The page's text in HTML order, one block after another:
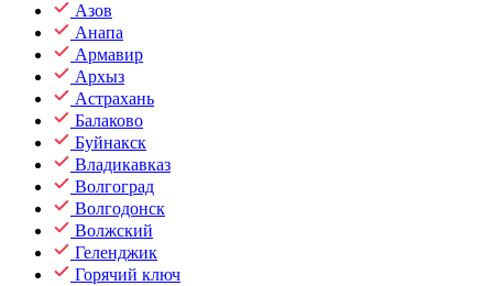
Азов
Анапа
Армавир
Архыз
Астрахань
Балаково
Буйнакск
Владикавказ
Волгоград
Волгодонск
Волжский
Геленджик
Горячий ключ